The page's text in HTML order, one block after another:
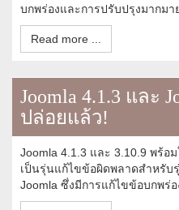
บกพร่องและการปรับปรุงมากมา
Read more ...
Joomla 4.1.3 และ
ปล่อยแล้ว!
Joomla 4.1.3 และ 3.10.9 พร้
เป็นรุ่นแก้ไขข้อผิดพลาดสำหรับ
Joomla ซึ่งมีการแก้ไขข้อบกพร่